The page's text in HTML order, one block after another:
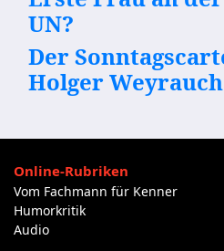
UN?
Der
Holger Weyrauch
Online-Rubriken
Vom Fachmann für Kenner
Humorkritik
Audio